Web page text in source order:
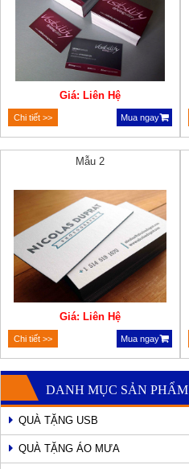
Giá: Liên Hệ
Chi tiết >> Mua ngay
Mẫu 2
Giá: Liên Hệ
Chi tiết >> Mua ngay
DANH MỤC SẢN PHẨM
QUÀ TẶNG USB
QUÀ TẶNG ÁO MƯA